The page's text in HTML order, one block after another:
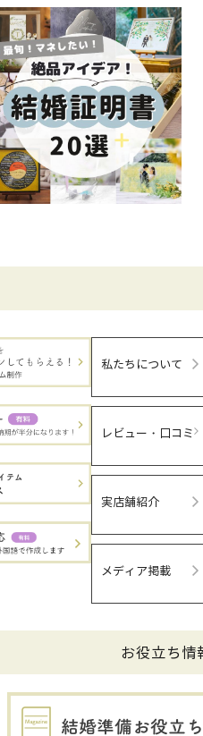
私たちについて
レビュー・口コミ
実店舗紹介
メディア掲載
お役立ち情